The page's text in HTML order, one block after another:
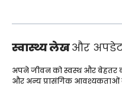
स्वास्थ्य लेखऔर
अपने जीवन को स्वस्थ और बेहतर
और अन्य प्रासंगिक आवश्यकताओं